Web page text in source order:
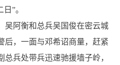
”。
吴阿衡和总兵吴国俊在密云城
后，一面与邓希诏商量，赶紧
兵处带兵迅速驰援墙子岭，